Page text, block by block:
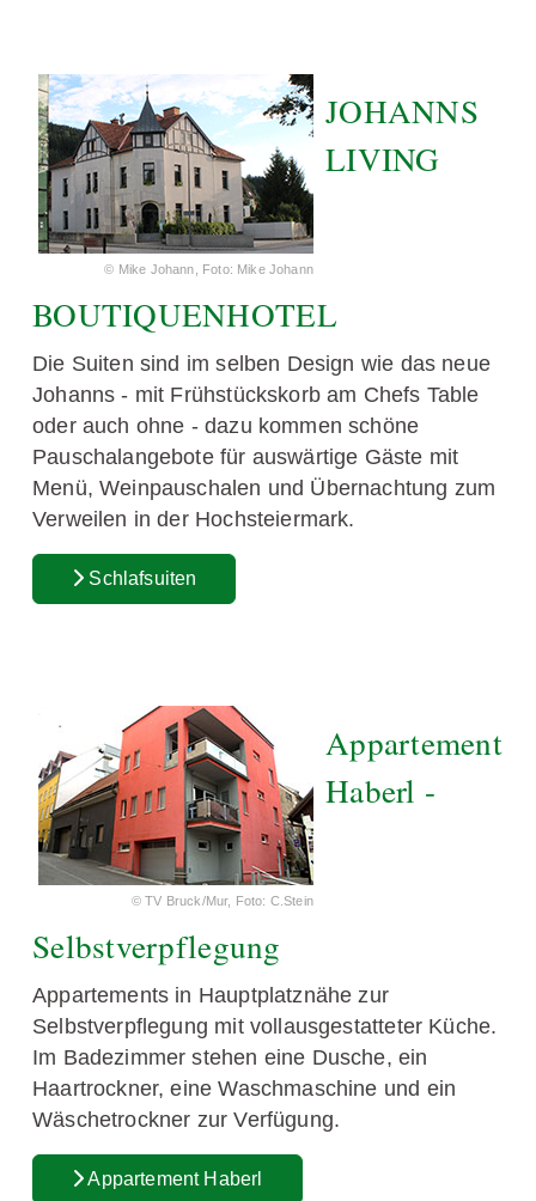
© Mike Johann, Foto: Mike Johann
JOHANNS
LIVING
BOUTIQUENHOTEL
Die Suiten sind im selben Design wie das neue
Johanns - mit Frühstückskorb am Chefs Table
oder auch ohne - dazu kommen schöne
Pauschalangebote für auswärtige Gäste mit
Menü, Weinpauschalen und Übernachtung zum
Verweilen in der Hochsteiermark.
Schlafsuiten
© TV Bruck/Mur, Foto: C.Stein
Appartement
Haberl -
Selbstverpflegung
Appartements in Hauptplatznähe zur
Selbstverpflegung mit vollausgestatteter Küche.
Im Badezimmer stehen eine Dusche, ein
Haartrockner, eine Waschmaschine und ein
Wäschetrockner zur Verfügung.
Appartement Haberl